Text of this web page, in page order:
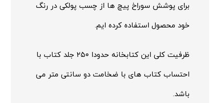
برای پوشش سوراخ پیچ ها از چسب پولکی در رنگ
خود محصول استفاده کرده ایم.
ظرفیت کلی این کتابخانه حدودا ۲۵۰ جلد کتاب با
احتساب کتاب های با ضخامت دو سانتی متر می
باشد.